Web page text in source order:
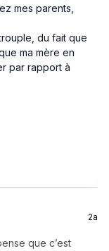
mes parents,
du fait que
ma mère en
par rapport à
2a
que c’est